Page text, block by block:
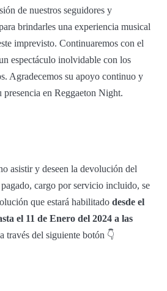
de nuestros seguidores y
brindarles una experiencia musical
imprevisto. Continuaremos con el
espectáculo inolvidable con los
Agradecemos su apoyo continuo y
presencia en Reggaeton Night.
asistir y deseen la devolución del
cargo por servicio incluido, se
que estará habilitado desde el
el 11 de Enero del 2024 a las
través del siguiente botón 👇